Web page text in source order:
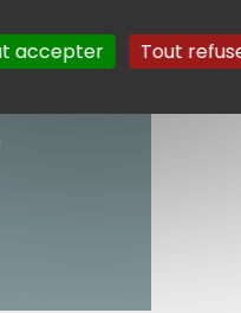
accepter Tout